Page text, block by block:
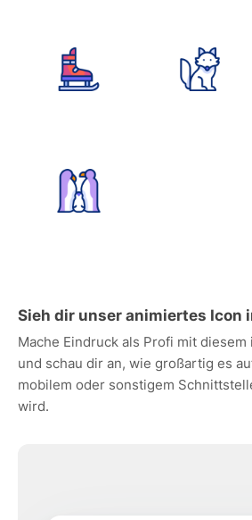
Sieh dir unser animiertes Icon
Mache Eindruck als Profi mit
und schau dir an, wie großartig es
mobilem oder sonstigem
wird.